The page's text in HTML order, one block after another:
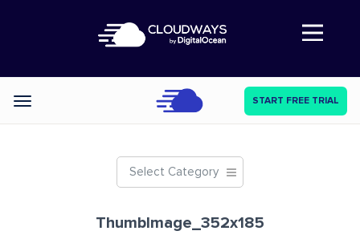
Abre a navegação
Categories START FREE TRIAL
Select Category
ThumbImage_352x185